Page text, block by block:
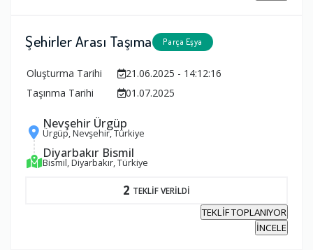
Şehirler Arası Taşıma Parça Eşya
Oluşturma Tarihi
21.06.2025 - 14:12:16
Taşınma Tarihi
01.07.2025
Nevşehir Ürgüp
Ürgüp, Nevşehir, Türkiye
Diyarbakır Bismil
Bismil, Diyarbakır, Türkiye
2 TEKLİF VERİLDİ
TEKLİF TOPLANIYOR
İNCELE